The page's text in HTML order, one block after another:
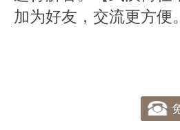
加为好友，交流更方便。